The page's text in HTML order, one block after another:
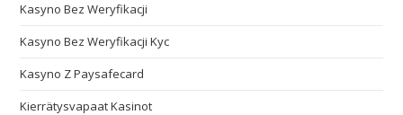
Kasyno Bez Weryfikacji
Kasyno Bez Weryfikacji Kyc
Kasyno Z Paysafecard
Kierrätysvapaat Kasinot